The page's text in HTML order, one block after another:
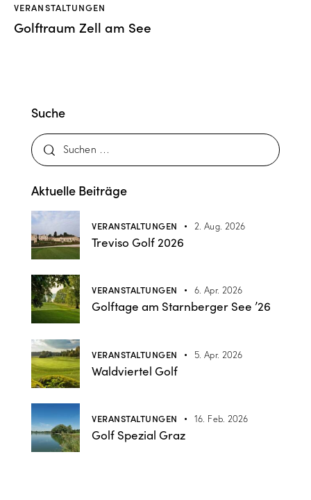
VERANSTALTUNGEN
Golftraum Zell am See
Suche
Aktuelle Beiträge
VERANSTALTUNGEN 2. Aug. 2026
Treviso Golf 2026
VERANSTALTUNGEN 6. Apr. 2026
Golftage am Starnberger See ’26
VERANSTALTUNGEN 5. Apr. 2026
Waldviertel Golf
VERANSTALTUNGEN 16. Feb. 2026
Golf Spezial Graz